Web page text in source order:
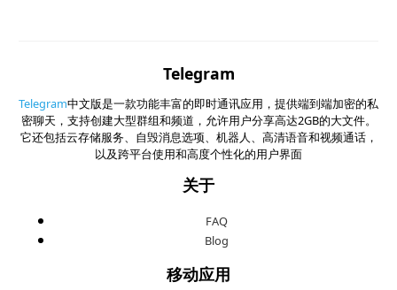
Telegram
Telegram中文版是一款功能丰富的即时通讯应用，提供端到端加密的私
密聊天，支持创建大型群组和频道，允许用户分享高达2GB的大文件。
它还包括云存储服务、自毁消息选项、机器人、高清语音和视频通话，
以及跨平台使用和高度个性化的用户界面
关于
FAQ
Blog
移动应用